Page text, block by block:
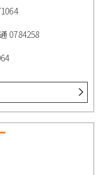
0784258